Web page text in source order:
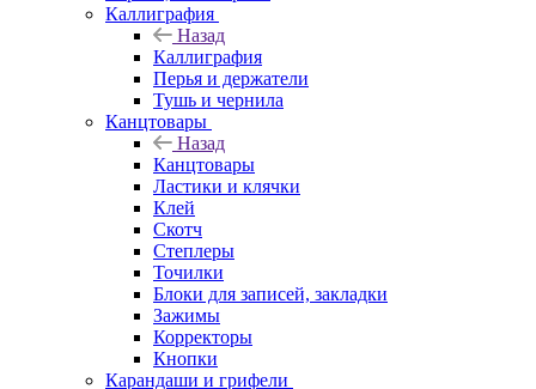
Каллиграфия
Назад
Каллиграфия
Перья и держатели
Тушь и чернила
Канцтовары
Назад
Канцтовары
Ластики и клячки
Клей
Скотч
Степлеры
Точилки
Блоки для записей, закладки
Зажимы
Корректоры
Кнопки
Карандаши и грифели